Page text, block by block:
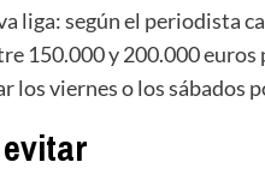
liga: según el periodista
150.000 y 200.000
viernes o los sábados